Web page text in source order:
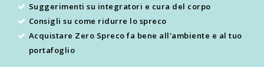
Suggerimenti su integratori e cura del corpo
Consigli su come ridurre lo spreco
Acquistare Zero Spreco fa bene all'ambiente e al tuo
portafoglio